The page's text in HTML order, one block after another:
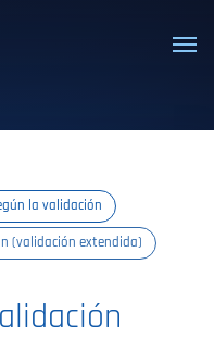
SSL/TLS confiables
la validación
(validación extendida)